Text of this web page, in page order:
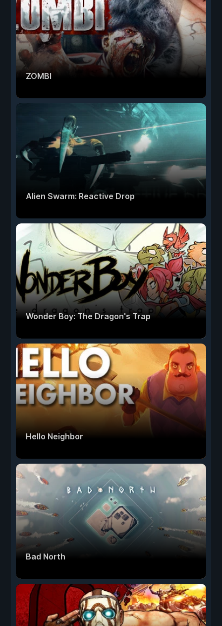
ZOMBI
Alien Swarm: Reactive Drop
Wonder Boy: The Dragon's Trap
Hello Neighbor
Bad North